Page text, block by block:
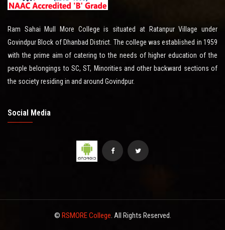
Ram Sahai Mull More College is situated at Ratanpur Village under
Govindpur Block of Dhanbad District. The college was established in 1959
with the prime aim of catering to the needs of higher education of the
people belongings to SC, ST, Minorities and other backward sections of
the society residing in and around Govindpur.
Social Media
© RSMORE College . All Rights Reserved.